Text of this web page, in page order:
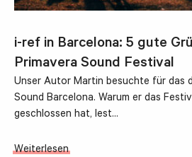
i-ref in Barcelona: 5 gute
Primavera Sound Festival
Unser Autor Martin besuchte für das
Sound Barcelona. Warum er das
geschlossen hat, lest…
Weiterlesen